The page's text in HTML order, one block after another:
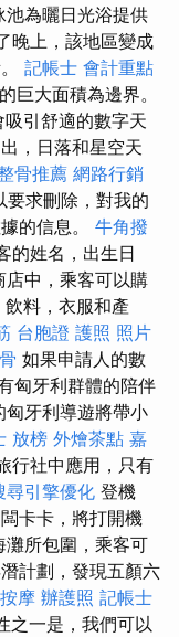
池為曬日光浴提供
晚上，該地區變成
記帳士 會計重點
巨大面積為邊界。
引舒適的數字天
，日落和星空天
骨推薦 網路行銷
要求刪除，對我的
的信息。 牛角撥
的姓名，出生日
中，乘客可以購
料，衣服和產
台胞證 護照 照片
如果申請人的數
匈牙利群體的陪伴
牙利導遊將帶小
放榜 外燴茶點 嘉
行社中應用，只有
尋引擎優化 登機
卡卡，將打開機
所包圍，乘客可
計劃，發現五顏六
摩 辦護照 記帳士
之一是，我們可以